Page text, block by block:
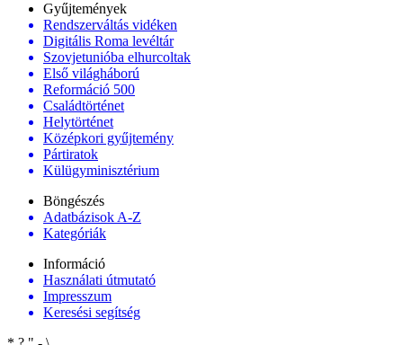
Gyűjtemények
Rendszerváltás vidéken
Digitális Roma levéltár
Szovjetunióba elhurcoltak
Első világháború
Reformáció 500
Családtörténet
Helytörténet
Középkori gyűjtemény
Pártiratok
Külügyminisztérium
Böngészés
Adatbázisok A-Z
Kategóriák
Információ
Használati útmutató
Impresszum
Keresési segítség